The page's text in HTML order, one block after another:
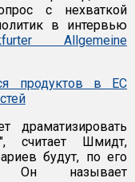
с нехваткой
в интервью
Allgemeine
продуктов в ЕС
драматизировать
считает Шмидт,
будут, по его
Он называет